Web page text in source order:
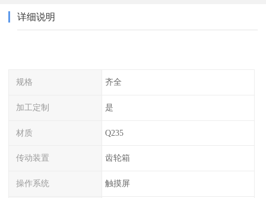
详细说明
规格 齐全
加工定制 是
材质 Q235
传动装置 齿轮箱
操作系统 触摸屏